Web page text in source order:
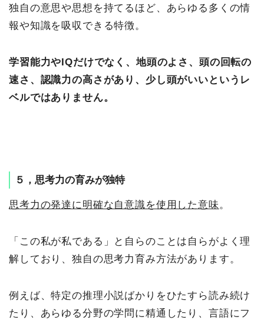
独自の意思や思想を持てるほど、あらゆる多くの情
報や知識を吸収できる特徴。
学習能力やIQだけでなく、地頭のよさ、頭の回転の
速さ、認識力の高さがあり、少し頭がいいというレ
ベルではありません。
５，思考力の育みが独特
思考力の発達に明確な自意識を使用した意味。
「この私が私である」と自らのことは自らがよく理
解しており、独自の思考力育み方法があります。
例えば、特定の推理小説ばかりをひたすら読み続け
たり、あらゆる分野の学問に精通したり、言語にフ